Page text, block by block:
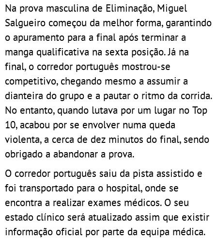
Na prova masculina de Eliminação, Miguel
Salgueiro começou da melhor forma, garantindo
o apuramento para a final após terminar a
manga qualificativa na sexta posição. Já na
final, o corredor português mostrou-se
competitivo, chegando mesmo a assumir a
dianteira do grupo e a pautar o ritmo da corrida.
No entanto, quando lutava por um lugar no Top
10, acabou por se envolver numa queda
violenta, a cerca de dez minutos do final, sendo
obrigado a abandonar a prova.
O corredor português saiu da pista assistido e
foi transportado para o hospital, onde se
encontra a realizar exames médicos. O seu
estado clínico será atualizado assim que existir
informação oficial por parte da equipa médica.